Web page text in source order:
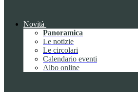
Novità
Panoramica
Le notizie
Le circolari
Calendario eventi
Albo online